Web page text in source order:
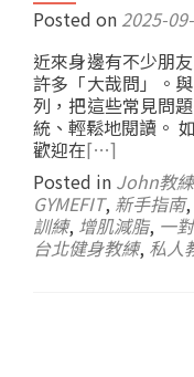
Posted on 2025-
近來身邊有不少朋
許多「大哉問」。
列，把這些常見問
統、輕鬆地閱讀。
歡迎在[…]
Posted in John教練
GYMEFIT, 新手指南,
訓練, 增肌減脂, 一
台北健身教練, 私人